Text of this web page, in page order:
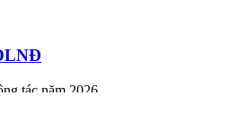
tác năm 2026